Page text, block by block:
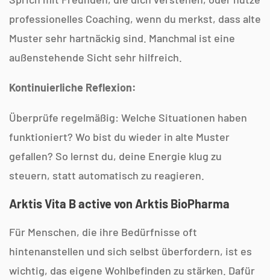
professionelles Coaching, wenn du merkst, dass alte
Muster sehr hartnäckig sind. Manchmal ist eine
außenstehende Sicht sehr hilfreich.
Kontinuierliche Reflexion:
Überprüfe regelmäßig: Welche Situationen haben
funktioniert? Wo bist du wieder in alte Muster
gefallen? So lernst du, deine Energie klug zu
steuern, statt automatisch zu reagieren.
Arktis Vita B active von Arktis BioPharma
Für Menschen, die ihre Bedürfnisse oft
hintenanstellen und sich selbst überfordern, ist es
wichtig, das eigene Wohlbefinden zu stärken. Dafür